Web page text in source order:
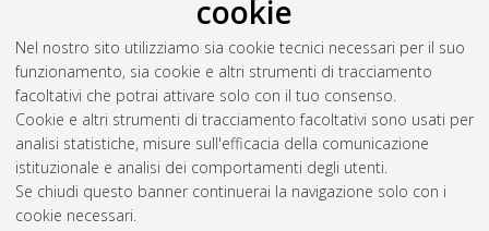
cookie
Nel nostro sito utilizziamo sia cookie tecnici necessari per il suo
funzionamento, sia cookie e altri strumenti di tracciamento
facoltativi che potrai attivare solo con il tuo consenso.
Cookie e altri strumenti di tracciamento facoltativi sono usati per
analisi statistiche, misure sull'efficacia della comunicazione
istituzionale e analisi dei comportamenti degli utenti.
Se chiudi questo banner continuerai la navigazione solo con i
cookie necessari.
Gestione del documento: